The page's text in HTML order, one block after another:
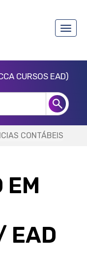
Toggle
CURSOS EAD)
CONTÁBEIS
EM
EAD